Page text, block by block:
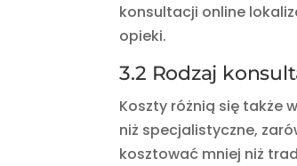
konsultacji online
opieki.
3.2 Rodzaj
Koszty różnią się także
niż specjalistyczne,
kosztować mniej niż